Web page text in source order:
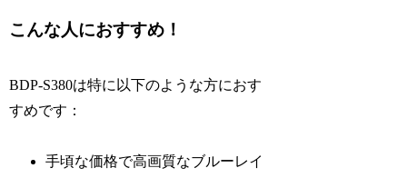
こんな人におすすめ！
BDP-S380は特に以下のような方におす
すめです：
手頃な価格で高画質なブルーレイ